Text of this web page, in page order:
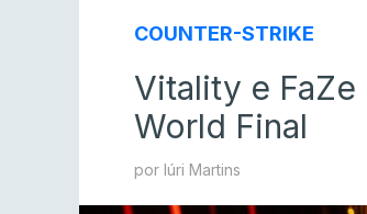
COUNTER-STRIKE
Vitality e
World Final
por Iúri Martins